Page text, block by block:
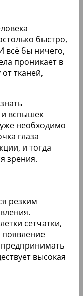
быстро,
всё бы ничего,
проникает в
тканей,
вспышек
необходимо
глаза
и тогда
зрения.
резким
сетчатки,
высокая